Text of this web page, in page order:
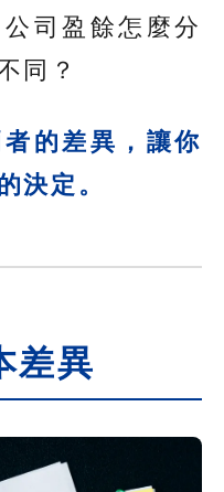
司盈餘怎麼分
同？
的差異，讓你
決定。
差異